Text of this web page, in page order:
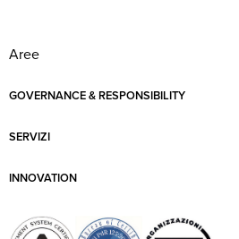
Aree
GOVERNANCE & RESPONSIBILITY
SERVIZI
INNOVATION